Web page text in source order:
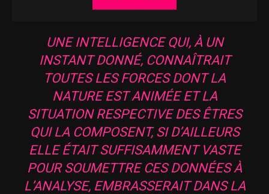
UNE INTELLIGENCE QUI, À UN
INSTANT DONNÉ, CONNAÎTRAIT
TOUTES LES FORCES DONT LA
NATURE EST ANIMÉE ET LA
SITUATION RESPECTIVE DES ÊTRES
QUI LA COMPOSENT, SI D’AILLEURS
ELLE ÉTAIT SUFFISAMMENT VASTE
POUR SOUMETTRE CES DONNÉES À
L’ANALYSE, EMBRASSERAIT DANS LA